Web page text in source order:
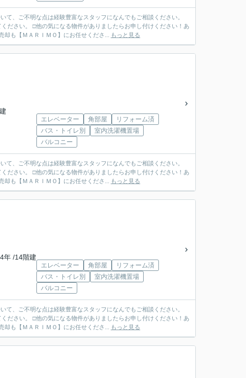
、ご不明な点は経験豊富なスタッフになんでもご相談ください。
ださい。 □他の気になる物件がありましたらお申し付けください！あ
せていただきます！ ■ＴＥＬ ０７９７－６９－７４９１ ◆ご売却も【ＭＡＲＩＭＯ】にお任せくださ... もっと見る
エレベーター 角部屋
リフォーム済
バス・トイレ別
室内洗濯機置場
バルコニー
、ご不明な点は経験豊富なスタッフになんでもご相談ください。
ださい。 □他の気になる物件がありましたらお申し付けください！あ
せていただきます！ ■ＴＥＬ ０７９７－６９－７４９１ ◆ご売却も【ＭＡＲＩＭＯ】にお任せくださ... もっと見る
年 /14階建
エレベーター 角部屋
リフォーム済
バス・トイレ別
室内洗濯機置場
バルコニー
、ご不明な点は経験豊富なスタッフになんでもご相談ください。
ださい。 □他の気になる物件がありましたらお申し付けください！あ
せていただきます！ ■ＴＥＬ ０７９７－６９－７４９１ ◆ご売却も【ＭＡＲＩＭＯ】にお任せくださ... もっと見る